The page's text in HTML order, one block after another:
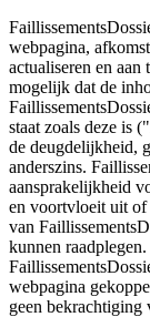
webpagina,
actualiseren en aan
mogelijk dat de
staat zoals deze is
de deugdelijkheid,
anderszins.
aansprakelijkheid
en voortvloeit uit of
van
kunnen
webpagina
geen bekrachtiging